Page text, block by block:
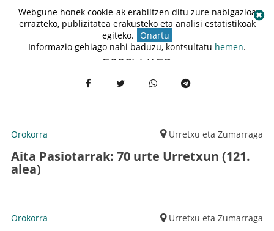
2006/11/23
Orokorra Urretxu eta Zumarraga
Aita Pasiotarrak: 70 urte Urretxun (121.
alea)
Orokorra Urretxu eta Zumarraga
Webgune honek cookie-ak erabiltzen ditu zure nabigazioa
errazteko, publizitatea erakusteko eta analisi estatistikoak
egiteko. Onartu
Informazio gehiago nahi baduzu, kontsultatu hemen.